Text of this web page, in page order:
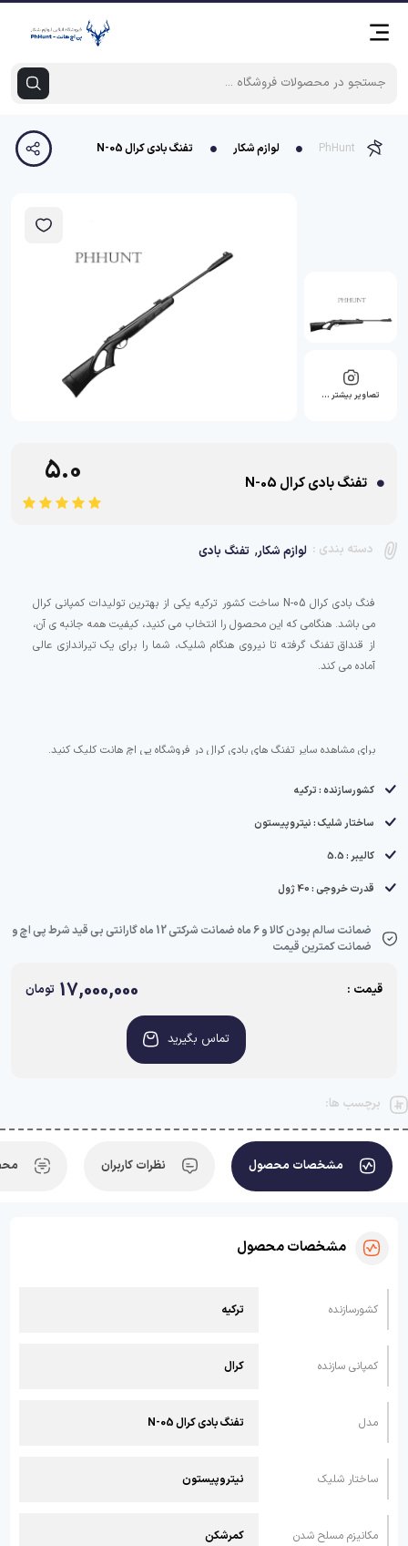
PhHunt لوازم شکار تفنگ بادی کرال N-05
تصاویر بیشتر …
تفنگ بادی کرال N-05 5.0
دسته بندی : لوازم شکار, تفنگ بادی
فنگ بادی کرال N-05 ساخت کشور ترکیه یکی از بهترین تولیدات کمپانی کرال
می باشد. هنگامی که این محصول را انتخاب می کنید، کیفیت همه جانبه ی آن،
از قنداق تفنگ گرفته تا نیروی هنگام شلیک، شما را برای یک تیراندازی عالی
برای مشاهده سایر تفنگ های بادی کرال در فروشگاه پی اچ هانت کلیک کنید.
کشورسازنده : ترکیه
ساختار شلیک : نیتروپیستون
کالیبر : 5.5
قدرت خروجی : 40 ژول
ضمانت سالم بودن کالا و 6 ماه ضمانت شرکتی 12 ماه گارانتی بی قید شرط پی اچ و
ضمانت کمترین قیمت
قیمت : 17,000,000 تومان
تماس بگیرید
برچسب ها:
مشخصات محصول نظرات کاربران
مشخصات محصول
کشورسازنده ترکیه
کمپانی سازنده کرال
مدل تفنگ بادی کرال N-05
ساختار شلیک نیتروپیستون
مکانیزم مسلح شدن کمرشکن